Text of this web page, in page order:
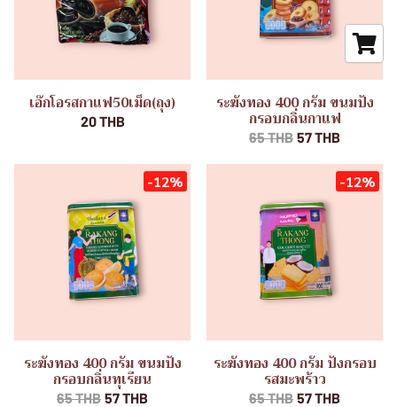
เอ๊กโอรสกาแฟ50เม็ด(ถุง)
20 THB
ระฆังทอง 400 กรัม ขนมปัง
กรอบกลิ่นกาแฟ
65 THB 57 THB
-12%
ระฆังทอง 400 กรัม ขนมปัง
กรอบกลิ่นทุเรียน
65 THB 57 THB
-12%
ระฆังทอง 400 กรัม ปังกรอบ
รสมะพร้าว
65 THB 57 THB